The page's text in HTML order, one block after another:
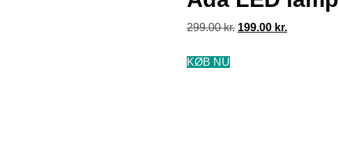
299.00kr. 199.00 kr.
KØB NU